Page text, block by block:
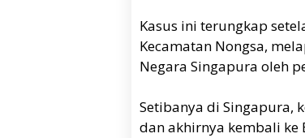
Kasus ini terungkap
Kecamatan Nongsa,
Negara Singapura oleh
Setibanya di Singapura,
dan akhirnya kembali ke